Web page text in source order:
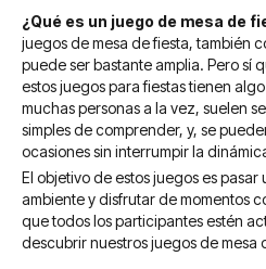
¿Qué es un juego de mesa de
juegos de mesa de fiesta, también
puede ser bastante amplia. Pero sí
estos juegos para fiestas tienen
muchas personas a la vez, suelen
simples de comprender, y, se
ocasiones sin interrumpir la
El objetivo de estos juegos es
ambiente y disfrutar de momentos
que todos los participantes estén
descubrir nuestros juegos de mesa